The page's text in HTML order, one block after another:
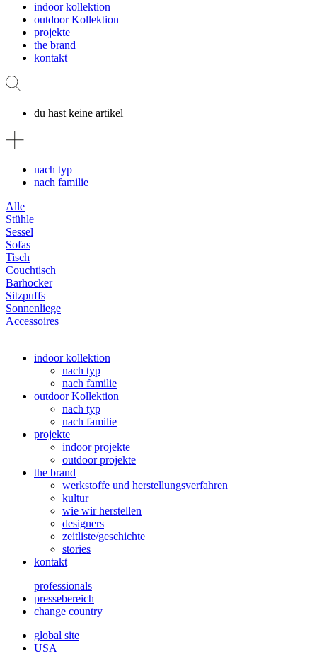
indoor kollektion
outdoor Kollektion
projekte
the brand
kontakt
du hast keine artikel
nach typ
nach familie
Alle
Stühle
Sessel
Sofas
Tisch
Couchtisch
Barhocker
Sitzpuffs
Sonnenliege
Accessoires
indoor kollektion
nach typ
nach familie
outdoor Kollektion
nach typ
nach familie
projekte
indoor projekte
outdoor projekte
the brand
werkstoffe und herstellungsverfahren
kultur
wie wir herstellen
designers
zeitliste/geschichte
stories
kontakt
professionals
pressebereich
change country
global site
USA